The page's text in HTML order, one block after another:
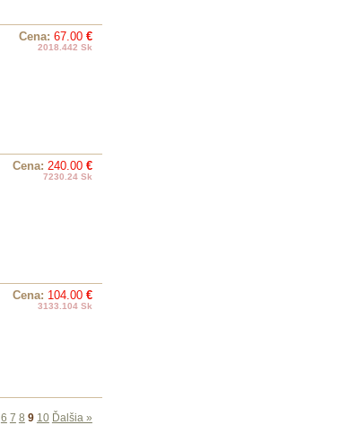
Cena: 67.00 €
2018.442 Sk
Cena: 240.00 €
7230.24 Sk
Cena: 104.00 €
3133.104 Sk
6 7 8 9 10 Ďalšia »